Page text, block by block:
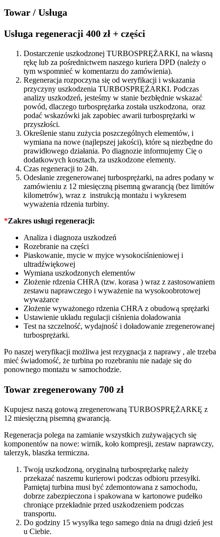
KM
quantity
Towar / Usługa
Usługa regeneracji 400 zł + części
Dostarczenie uszkodzonej TURBOSPRĘŻARKI, na własną
rękę lub za pośrednictwem naszego kuriera DPD (należy o
tym wspomnieć w komentarzu do zamówienia).
Regeneracja rozpoczyna się od weryfikacji i wskazania
przyczyny uszkodzenia TURBOSPRĘŻARKI. Podczas
analizy uszkodzeń, jesteśmy w stanie bezbłędnie wskazać
powód, dlaczego turbosprężarka została uszkodzona, oraz
podać wskazówki jak zapobiec awarii turbosprężarki w
przyszłości.
Określenie stanu zużycia poszczególnych elementów, i
wymiana na nowe (najlepszej jakości), które są niezbędne do
prawidłowego działania. Po diagnozie informujemy Cię o
dodatkowych kosztach, za uszkodzone elementy.
Czas regeneracji to 24h.
Odesłanie zregenerowanej turbosprężarki, na adres podany w
zamówieniu z 12 miesięczną pisemną gwarancją (bez limitów
kilometrów), wraz z instrukcją montażu i wykresem
wyważenia rdzenia turbiny.
*Zakres usługi regeneracji:
Analiza i diagnoza uszkodzeń
Rozebranie na części
Piaskowanie, mycie w myjce wysokociśnieniowej i
ultradźwiękowej
Wymiana uszkodzonych elementów
Złożenie rdzenia CHRA (tzw. korasa ) wraz z zastosowaniem
zestawu naprawczego i wyważenie na wysokoobrotowej
wyważarce
Złożenie wyważonego rdzenia CHRA z obudową sprężarki
Ustawienie układu regulacji ciśnienia doładowania
Test na szczelność, wydajność i doładowanie zregenerowanej
turbosprężarki.
Po naszej weryfikacji możliwa jest rezygnacja z naprawy , ale trzeba
mieć świadomość, że turbina po rozebraniu nie nadaje się do
ponownego montażu w samochodzie.
Towar zregenerowany 700 zł
Kupujesz naszą gotową zregenerowaną TURBOSPRĘŻARKĘ z
12 miesięczną pisemną gwarancją.
Regeneracja polega na zamianie wszystkich zużywających się
komponentów na nowe: wirnik, koło kompresji, zestaw naprawczy,
talerzyk, blaszka termiczna.
Twoją uszkodzoną, oryginalną turbosprężarkę należy
przekazać naszemu kurierowi podczas odbioru przesyłki.
Pamiętaj turbina musi być zdemontowana z samochodu,
dobrze zabezpieczona i spakowana w kartonowe pudełko
chroniące przekładnie przed uszkodzeniem podczas
transportu.
Do godziny 15 wysyłka tego samego dnia na drugi dzień jest
u Ciebie.